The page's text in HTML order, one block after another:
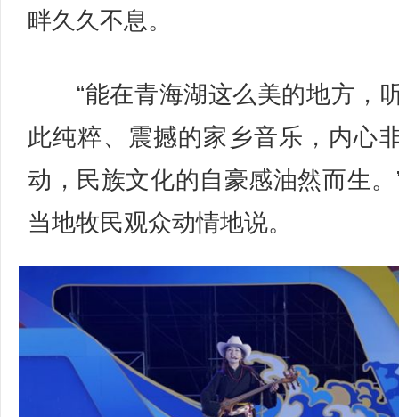
畔久久不息。
“能在青海湖这么美的地方，
此纯粹、震撼的家乡音乐，内心
动，民族文化的自豪感油然而生。
当地牧民观众动情地说。